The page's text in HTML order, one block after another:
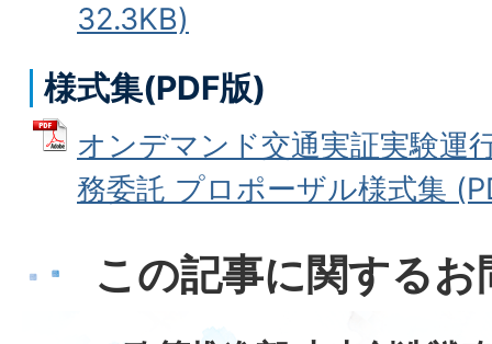
32.3KB)
様式集(PDF版)
オンデマンド交通実証実験運
務委託 プロポーザル様式集
この記事に関する